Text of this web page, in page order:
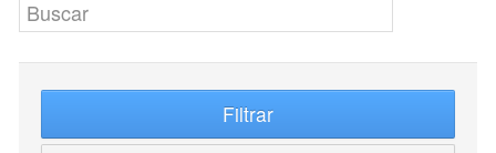
Filtrar